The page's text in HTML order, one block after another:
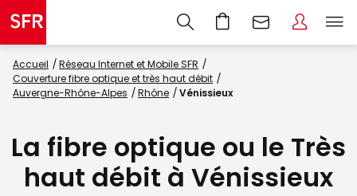
Accueil
Réseau Internet et Mobile SFR
Couverture fibre optique et très haut débit
Auvergne-Rhône-Alpes
Rhône Vénissieux
La fibre optique ou le Très
haut débit à Vénissieux